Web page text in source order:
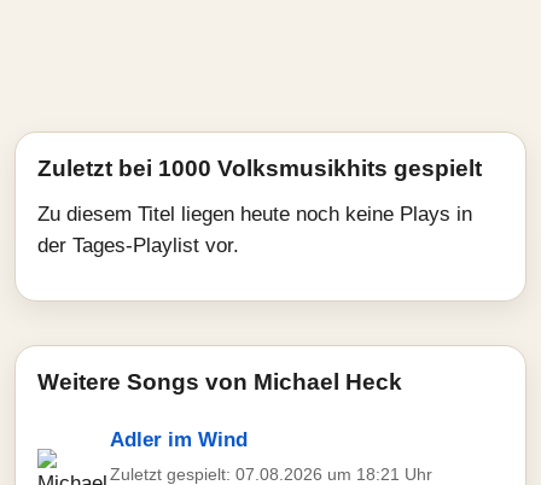
Zuletzt bei 1000 Volksmusikhits gespielt
Zu diesem Titel liegen heute noch keine Plays in
der Tages-Playlist vor.
Weitere Songs von Michael Heck
Adler im Wind
Zuletzt gespielt: 07.08.2026 um 18:21 Uhr